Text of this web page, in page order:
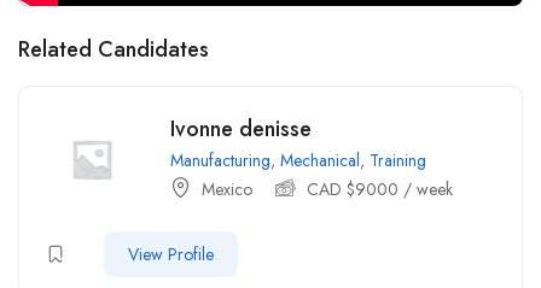
Related Candidates
Ivonne denisse
Manufacturing, Mechanical, Training
Mexico
CAD $9000 / week
View Profile